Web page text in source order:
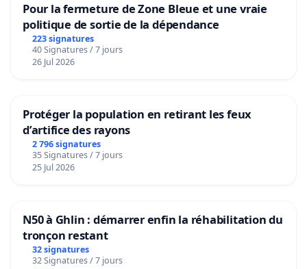
Pour la fermeture de Zone Bleue et une vraie
politique de sortie de la dépendance
223 signatures
40 Signatures / 7 jours
26 Jul 2026
Protéger la population en retirant les feux
d’artifice des rayons
2 796 signatures
35 Signatures / 7 jours
25 Jul 2026
N50 à Ghlin : démarrer enfin la réhabilitation du
tronçon restant
32 signatures
32 Signatures / 7 jours